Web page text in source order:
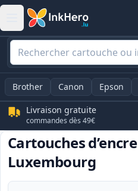
Brother Canon Epson
Livraison gratuite
commandes dès 49€
Cartouches
Luxembourg